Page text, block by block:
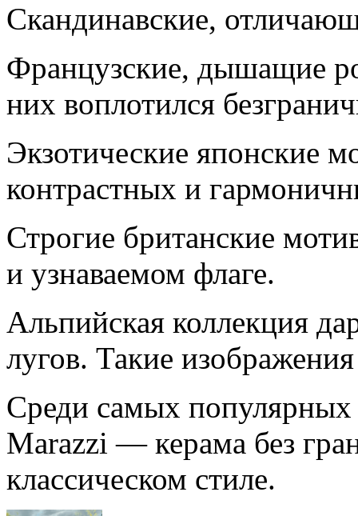
Скандинавские,
Французские, дышащие
них воплотился
Экзотические японские
контрастных и
Строгие британские
и узнаваемом флаге.
Альпийская коллекция
лугов. Такие
Среди самых популярных
Marazzi — керама без
классическом стиле.